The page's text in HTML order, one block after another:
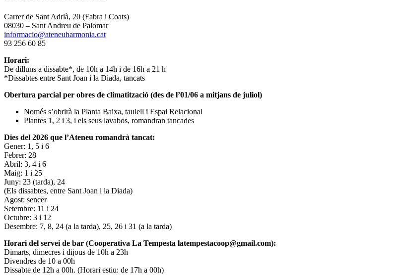
Carrer de Sant Adrià, 20 (Fabra i Coats)
08030 – Sant Andreu de Palomar
informacio@ateneuharmonia.cat
93 256 60 85
Horari:
De dilluns a dissabte*, de 10h a 14h i de 16h a 21 h
*Dissabtes entre Sant Joan i la Diada, tancats
Obertura parcial per obres de climatització (des de l’01/06 a mitjans de juliol)
Només s’obrirà la Planta Baixa, taulell i Espai Relacional
Plantes 1, 2 i 3, i els seus lavabos, romandran tancades
Dies del 2026 que l’Ateneu romandrà tancat:
Gener: 1, 5 i 6
Febrer: 28
Abril: 3, 4 i 6
Maig: 1 i 25
Juny: 23 (tarda), 24
(Els dissabtes, entre Sant Joan i la Diada)
Agost: sencer
Setembre: 11 i 24
Octubre: 3 i 12
Desembre: 7, 8, 24 (a la tarda), 25, 26 i 31 (a la tarda)
Horari del servei de bar (Cooperativa La Tempesta latempestacoop@gmail.com):
Dimarts, dimecres i dijous de 10h a 23h
Divendres de 10 a 00h
Dissabte de 12h a 00h. (Horari estiu: de 17h a 00h)